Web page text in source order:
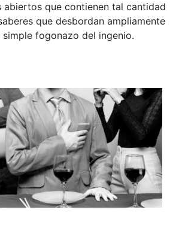
abiertos que contienen tal cantidad
que desbordan ampliamente
simple fogonazo del ingenio.